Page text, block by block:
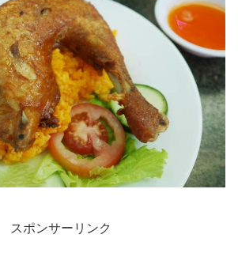
スポンサーリンク